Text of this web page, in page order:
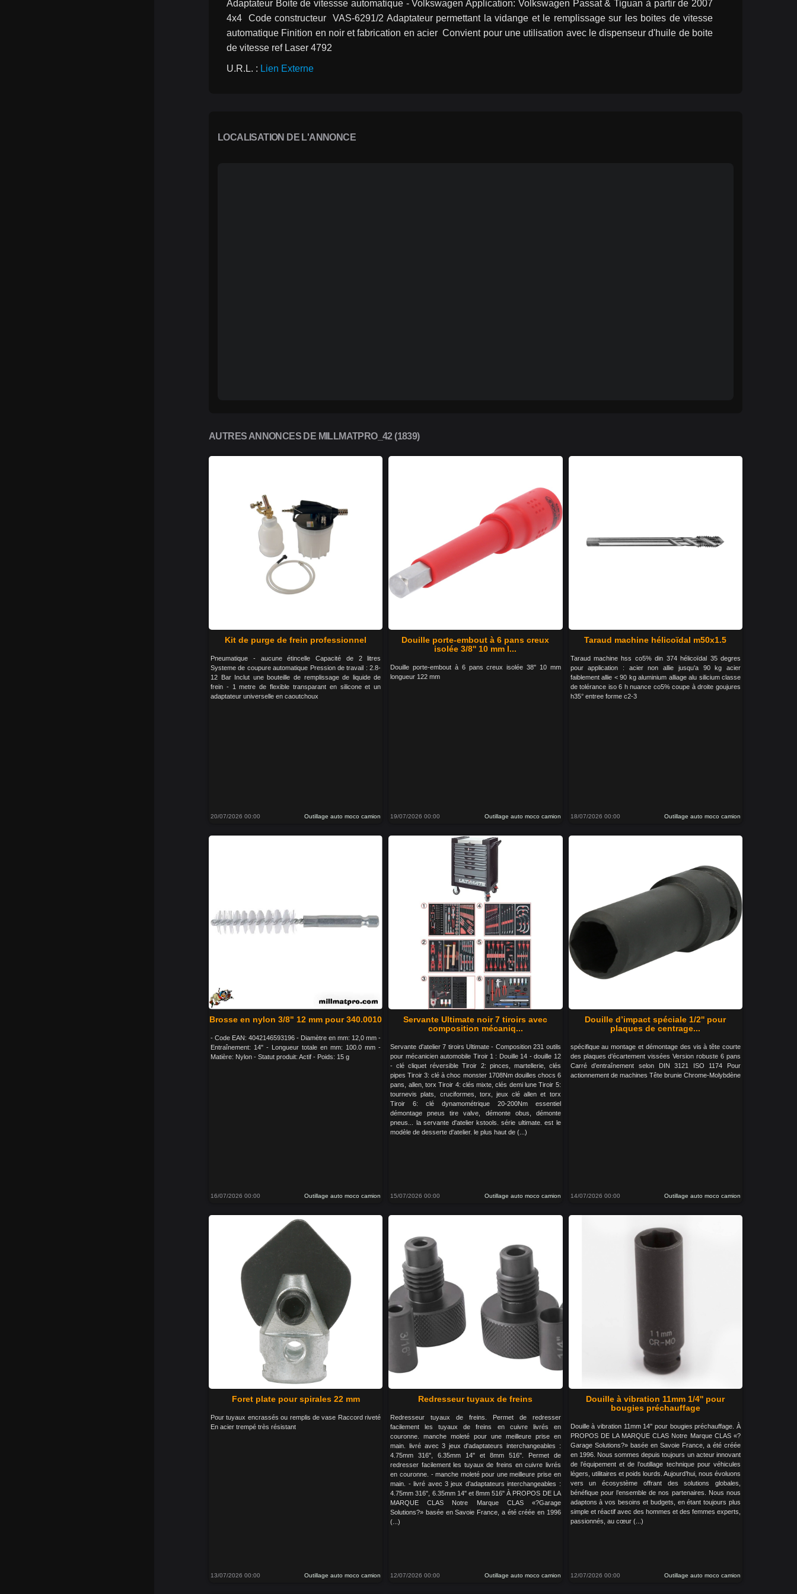
Adaptateur Boite de vitessse automatique - Volkswagen Application: Volkswagen Passat & Tiguan à partir de 2007
4x4  Code constructeur  VAS-6291/2 Adaptateur permettant la vidange et le remplissage sur les boites de vitesse
automatique Finition en noir et fabrication en acier  Convient pour une utilisation avec le dispenseur d'huile de boite
de vitesse ref Laser 4792
U.R.L. : Lien Externe
LOCALISATION DE L'ANNONCE
AUTRES ANNONCES DE MILLMATPRO_42 (1839)
Kit de purge de frein professionnel
Pneumatique - aucune étincelle Capacité de 2 litres
Systeme de coupure automatique Pression de travail : 2.8-
12 Bar Inclut une bouteille de remplissage de liquide de
frein - 1 metre de flexible transparant en silicone et un
adaptateur universelle en caoutchoux
20/07/2026 00:00 Outillage auto moco camion
Douille porte-embout à 6 pans creux
isolée 3/8'' 10 mm l...
Douille porte-embout à 6 pans creux isolée 38'' 10 mm
longueur 122 mm
19/07/2026 00:00 Outillage auto moco camion
Taraud machine hélicoïdal m50x1.5
Taraud machine hss co5% din 374 hélicoïdal 35 degres
pour application : acier non allie jusqu'a 90 kg acier
faiblement allie < 90 kg aluminium alliage alu silicium classe
de tolérance iso 6 h nuance co5% coupe à droite goujures
h35° entree forme c2-3
18/07/2026 00:00 Outillage auto moco camion
Brosse en nylon 3/8" 12 mm pour 340.0010
- Code EAN: 4042146593196 - Diamètre en mm: 12,0 mm -
Entraînement: 14" - Longueur totale en mm: 100.0 mm -
Matière: Nylon - Statut produit: Actif - Poids: 15 g
16/07/2026 00:00 Outillage auto moco camion
Servante Ultimate noir 7 tiroirs avec
composition mécaniq...
Servante d'atelier 7 tiroirs Ultimate - Composition 231 outils
pour mécanicien automobile Tiroir 1 : Douille 14 - douille 12
- clé cliquet réversible Tiroir 2: pinces, martellerie, clés
pipes Tiroir 3: clé à choc monster 1708Nm douilles chocs 6
pans, allen, torx Tiroir 4: clés mixte, clés demi lune Tiroir 5:
tournevis plats, cruciformes, torx, jeux clé allen et torx
Tiroir 6: clé dynamométrique 20-200Nm essentiel
démontage pneus tire valve, démonte obus, démonte
pneus... la servante d'atelier kstools. série ultimate. est le
modèle de desserte d'atelier. le plus haut de (...)
15/07/2026 00:00 Outillage auto moco camion
Douille d’impact spéciale 1/2'' pour
plaques de centrage...
spécifique au montage et démontage des vis à tête courte
des plaques d’écartement vissées Version robuste 6 pans
Carré d’entraînement selon DIN 3121 ISO 1174 Pour
actionnement de machines Tête brunie Chrome-Molybdène
14/07/2026 00:00 Outillage auto moco camion
Foret plate pour spirales 22 mm
Pour tuyaux encrassés ou remplis de vase Raccord riveté
En acier trempé très résistant
13/07/2026 00:00 Outillage auto moco camion
Redresseur tuyaux de freins
Redresseur tuyaux de freins. Permet de redresser
facilement les tuyaux de freins en cuivre livrés en
couronne. manche moleté pour une meilleure prise en
main. livré avec 3 jeux d'adaptateurs interchangeables :
4.75mm 316", 6.35mm 14" et 8mm 516". Permet de
redresser facilement les tuyaux de freins en cuivre livrés
en couronne. - manche moleté pour une meilleure prise en
main. - livré avec 3 jeux d’adaptateurs interchangeables :
4.75mm 316", 6.35mm 14" et 8mm 516" À PROPOS DE LA
MARQUE CLAS Notre Marque CLAS «?Garage
Solutions?» basée en Savoie France, a été créée en 1996
(...)
12/07/2026 00:00 Outillage auto moco camion
Douille à vibration 11mm 1/4'' pour
bougies préchauffage
Douille à vibration 11mm 14'' pour bougies préchauffage. À
PROPOS DE LA MARQUE CLAS Notre Marque CLAS «?
Garage Solutions?» basée en Savoie France, a été créée
en 1996. Nous sommes depuis toujours un acteur innovant
de l’équipement et de l’outillage technique pour véhicules
légers, utilitaires et poids lourds. Aujourd’hui, nous évoluons
vers un écosystème offrant des solutions globales,
bénéfique pour l’ensemble de nos partenaires. Nous nous
adaptons à vos besoins et budgets, en étant toujours plus
simple et réactif avec des hommes et des femmes experts,
passionnés, au cœur (...)
12/07/2026 00:00 Outillage auto moco camion